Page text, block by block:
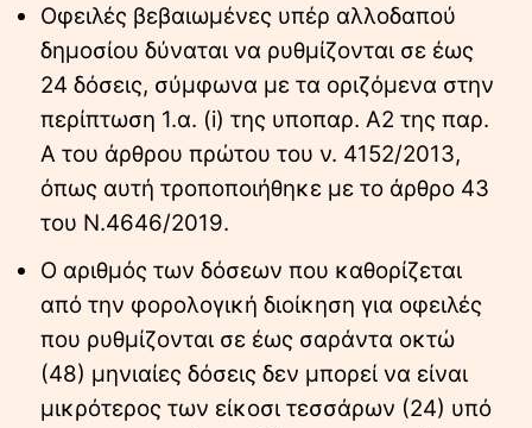
Οφειλές βεβαιωμένες υπέρ αλλοδαπού
δημοσίου δύναται να ρυθμίζονται σε έως
24 δόσεις, σύμφωνα με τα οριζόμενα στην
περίπτωση 1.α. (i) της υποπαρ. Α2 της παρ.
Α του άρθρου πρώτου του ν. 4152/2013,
όπως αυτή τροποποιήθηκε με το άρθρο 43
του Ν.4646/2019.
Ο αριθμός των δόσεων που καθορίζεται
από την φορολογική διοίκηση για οφειλές
που ρυθμίζονται σε έως σαράντα οκτώ
(48) μηνιαίες δόσεις δεν μπορεί να είναι
μικρότερος των είκοσι τεσσάρων (24) υπό